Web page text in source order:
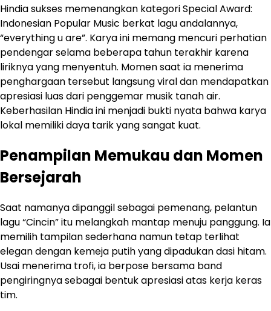
Hindia sukses memenangkan kategori Special Award:
Indonesian Popular Music berkat lagu andalannya,
“everything u are”. Karya ini memang mencuri perhatian
pendengar selama beberapa tahun terakhir karena
liriknya yang menyentuh. Momen saat ia menerima
penghargaan tersebut langsung viral dan mendapatkan
apresiasi luas dari penggemar musik tanah air.
Keberhasilan Hindia ini menjadi bukti nyata bahwa karya
lokal memiliki daya tarik yang sangat kuat.
Penampilan Memukau dan Momen
Bersejarah
Saat namanya dipanggil sebagai pemenang, pelantun
lagu “Cincin” itu melangkah mantap menuju panggung. Ia
memilih tampilan sederhana namun tetap terlihat
elegan dengan kemeja putih yang dipadukan dasi hitam.
Usai menerima trofi, ia berpose bersama band
pengiringnya sebagai bentuk apresiasi atas kerja keras
tim.